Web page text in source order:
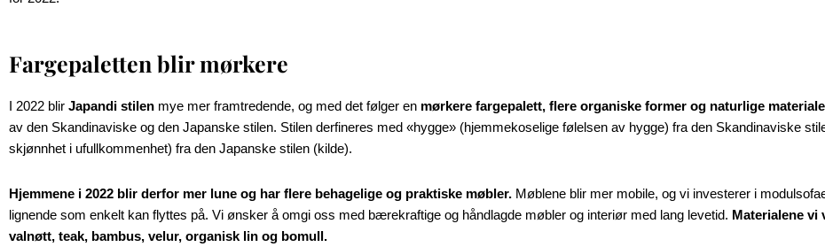
Fargepaletten blir mørkere
I 2022 blir Japandi stilen mye mer framtredende, og med det følger en mørkere fargepalett, flere organiske former og naturlige
av den Skandinaviske og den Japanske stilen. Stilen derfineres med «hygge» (hjemmekoselige følelsen av hygge) fra den Skandinaviske
skjønnhet i ufullkommenhet) fra den Japanske stilen (kilde).
Hjemmene i 2022 blir derfor mer lune og har flere behagelige og praktiske møbler. Møblene blir mer mobile, og vi investerer i
lignende som enkelt kan flyttes på. Vi ønsker å omgi oss med bærekraftige og håndlagde møbler og interiør med lang levetid. Materialene vi
valnøtt, teak, bambus, velur, organisk lin og bomull.